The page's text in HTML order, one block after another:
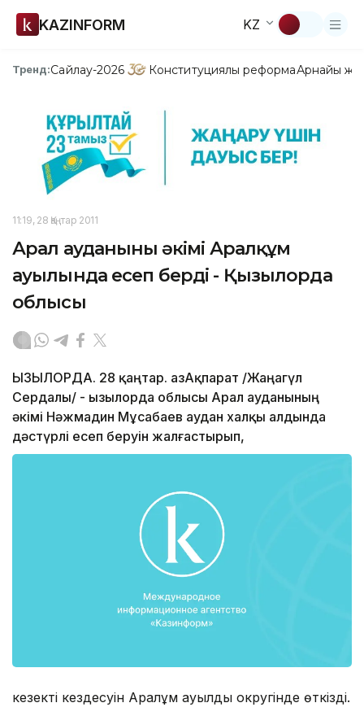
KAZINFORM KZ
Тренд:Сайлау-2026 Конституциялық реформаАрнайы
11:19, 28 Қаңтар 2011
Арал ауданының әкімі Аралқұм
ауылында есеп берді - Қызылорда
облысы
ҚЫЗЫЛОРДА. 28 қаңтар. ҚазАқпарат /Жаңагүл
Сердалы/ - Қызылорда облысы Арал ауданының
әкімі Нәжмадин Мұсабаев аудан халқы алдында
дәстүрлі есеп беруін жалғастырып,
кезекті кездесуін Аралқұм ауылдық округінде өткізді.